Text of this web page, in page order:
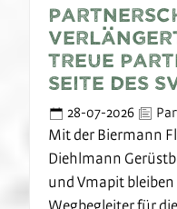
treue
Seite des
28-07-2026
Mit der Biermann
Diehlmann
und Vmapit bleiben
Wegbegleiter für